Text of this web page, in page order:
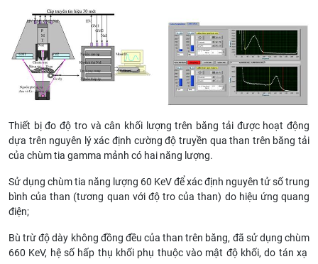
Thiết bị đo độ tro và cân khối lượng trên băng tải được hoạt động
dựa trên nguyên lý xác định cường độ truyền qua than trên băng tải
của chùm tia gamma mảnh có hai năng l­ượng.
Sử dụng chùm tia năng l­ượng 60 KeV để xác định nguyên tử số trung
bình của than (tương quan với độ tro của than) do hiệu ứng quang
điện;
Bù trừ độ dày không đồng đều của than trên băng, đã sử dụng chùm
660 KeV, hệ số hấp thụ khối phụ thuộc vào mật độ khối, do tán xạ